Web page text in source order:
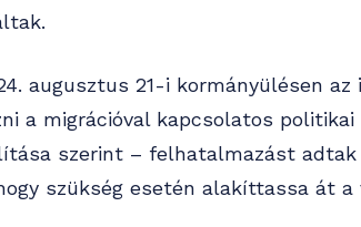
augusztus 21-i kormányülésen
a migrációval kapcsolatos
szerint – felhatalmazást
szükség esetén alakíttassa át